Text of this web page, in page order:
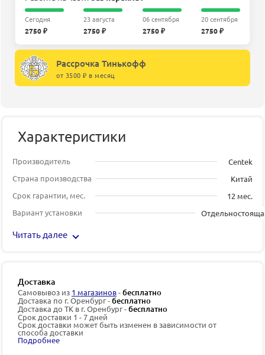
Сегодня
2750 ₽
23 августа
2750 ₽
06 сентября
2750 ₽
20 сентября
2750 ₽
Рассрочка Тинькофф
от 3500 ₽ в месяц
Характеристики
Производитель
Centek
Страна производства
Китай
Срок гарантии, мес.
12 мес.
Вариант установки
Читать далее
Доставка
Самовывоз из 1 магазинов-бесплатно
Доставка по г. Оренбург -бесплатно
Доставка до ТК в г. Оренбург -бесплатно
Срок доставки 1 - 7 дней
Срок доставки может быть изменен в зависимости от
способа доставки
Подробнее